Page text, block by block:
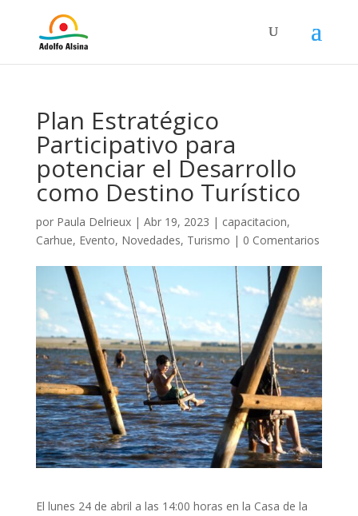
Plan Estratégico
Participativo para
potenciar el Desarrollo
como Destino Turístico
por Paula Delrieux| Abr 19, 2023 | capacitacion,
Carhue, Evento, Novedades, Turismo | 0 Comentarios
El lunes 24 de abril a las 14:00 horas en la Casa de la